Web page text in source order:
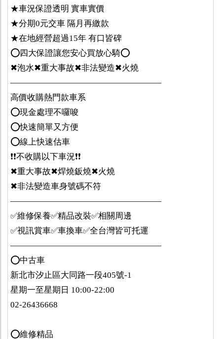
★車況保證透明 實車實價
★分期0元交車 隔月再繳款
★在地經營超過15年 有口皆碑
⭕️四大保證讓您安心買放心騎⭕️
✖泡水✖重大事故✖非法變造✖火燒
——————————————————
高價收購熱門款車系
⭕️現金處理不囉唆
⭕️快速簡單又方便
⭕️線上快速估車
❗️❗️不收購以下車況❗️❗️
✖重大事故✖焊燒鈑燒✖火燒
✖非法變造車身號碼不符
——————————————————
✅維修保養✅精品改裝✅相關周邊
✅視訊賞車✅車換車✅全台灣皆可托運
——————————————————
⭕️中古車
新北市汐止區大同路一段405號-1
星期一至星期日 10:00-22:00
02-26436668
⭕️維修精品